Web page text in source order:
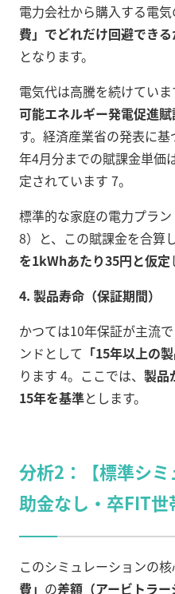
電力会社から購入する電
費」でどれだけ回避でき
となります。
電気代は高騰を続けてい
可能エネルギー発電促進賦
す。経済産業省の発表に
年4月分までの賦課金単価は
定されています 7。
標準的な家庭の電力プラ
8）と、この賦課金を合算し
を1kWhあたり35円と仮定
4. 製品寿命（保証期間）
かつては10年保証が主流
ンドとして 「15年以上の
ります 4。ここでは、 製品
15年を基準とします。
分析2：【標準シ
助金なし・卒FIT世
このシミュレーションの核
費」 の差額（アービトラー